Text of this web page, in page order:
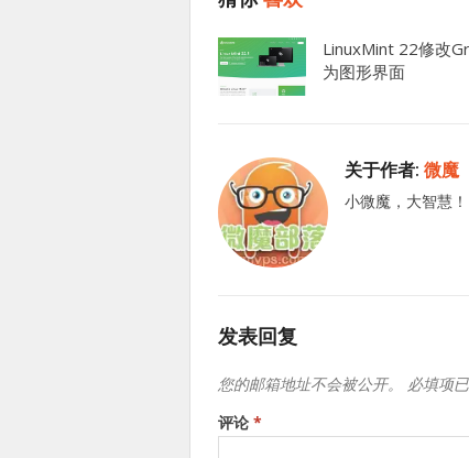
LinuxMint 22修改
为图形界面
关于作者: 微魔
小微魔，大智慧！
发表回复
您的邮箱地址不会被公开。 必填项
评论 *